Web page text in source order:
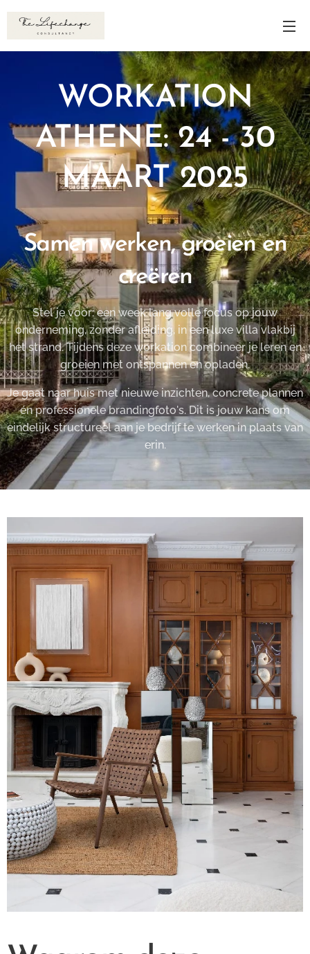
WORKATION
ATHENE: 24 - 30
MAART 2025
Samen werken, groeien en
creëren
Stel je voor: een week lang volle focus op jouw
onderneming, zonder afleiding, in een luxe villa vlakbij
het strand. Tijdens deze workation combineer je leren en
groeien met ontspannen en opladen.
Je gaat naar huis met nieuwe inzichten, concrete plannen
én professionele brandingfoto's. Dit is jouw kans om
eindelijk structureel aan je bedrijf te werken in plaats van
erin.